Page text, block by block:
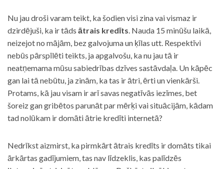
Nu jau droši varam teikt, ka šodien visi zina vai vismaz ir
dzirdējuši, ka ir tāds ātrais kredīts. Nauda 15 minūšu laikā,
neizejot no mājām, bez galvojuma un ķīlas utt. Respektīvi
nebūs pārspīlēti teikts, ja apgalvošu, ka nu jau tā ir
neatņemama mūsu sabiedrības dzīves sastāvdaļa. Un kāpēc
gan lai tā nebūtu, ja zinām, ka tas ir ātri, ērti un vienkārši.
Protams, kā jau visam ir arī savas negatīvās iezīmes, bet
šoreiz gan gribētos parunāt par mērķi vai situācijām, kādam
tad nolūkam ir domāti ātrie kredīti internetā?
Nedrīkst aizmirst, ka pirmkārt ātrais kredīts ir domāts tikai
ārkārtas gadījumiem, tas nav līdzeklis, kas palīdzēs